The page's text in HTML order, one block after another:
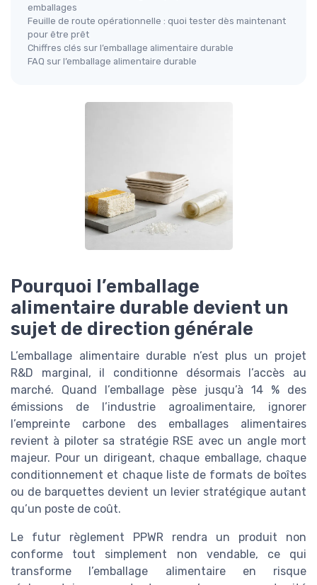
emballages
Feuille de route opérationnelle : quoi tester dès maintenant
pour être prêt
Chiffres clés sur l’emballage alimentaire durable
FAQ sur l’emballage alimentaire durable
Pourquoi l’emballage
alimentaire durable devient un
sujet de direction générale
L’emballage alimentaire durable n’est plus un projet
R&D marginal, il conditionne désormais l’accès au
marché. Quand l’emballage pèse jusqu’à 14 % des
émissions de l’industrie agroalimentaire, ignorer
l’empreinte carbone des emballages alimentaires
revient à piloter sa stratégie RSE avec un angle mort
majeur. Pour un dirigeant, chaque emballage, chaque
conditionnement et chaque liste de formats de boîtes
ou de barquettes devient un levier stratégique autant
qu’un poste de coût.
Le futur règlement PPWR rendra un produit non
conforme tout simplement non vendable, ce qui
transforme l’emballage alimentaire en risque